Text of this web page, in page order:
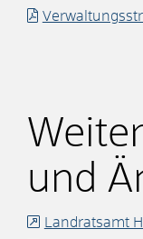
und
Landratsamt